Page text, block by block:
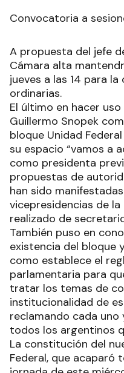
Convocatoria a
A propuesta del jefe
Cámara alta
jueves a las 14 para
ordinarias.
El último en hacer
Guillermo Snopek
bloque Unidad
su espacio “vamos a
como presidenta
propuestas de
han sido
vicepresidencias de
realizado de
También puso en
existencia del bloque
como establece el
parlamentaria para
tratar los temas de
institucionalidad de
reclamando cada
todos los argentinos
La constitución del
Federal, que acaparó